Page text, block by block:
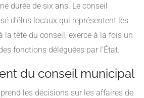
durée de six ans. Le conseil
d’élus locaux qui représentent les
à la tête du conseil, exerce à la fois un
fonctions déléguées par l’État.
du conseil municipal
les décisions sur les affaires de